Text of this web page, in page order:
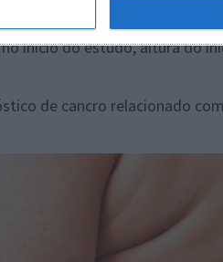
de 52 anos; IMC médio de
início do estudo, altura do
de cancro relacionado